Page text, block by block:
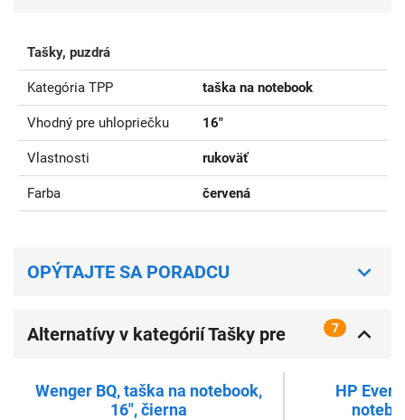
Tašky, puzdrá
Kategória TPP taška na notebook
Vhodný pre uhlopriečku 16"
Vlastnosti rukoväť
Farba červená
OPÝTAJTE SA PORADCU
Alternatívy v kategórií Tašky pre
7
Wenger BQ, taška na notebook,
16", čierna
HP